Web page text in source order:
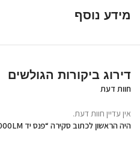
המשלב את הטכנולוגיות
שדורשים את
מידע נוסף
דירוג ביקורות הגולשים
חוות דעת
אין עדיין חוות דעת.
היה הראשון לכתוב סקירה “פנס יד Nebo Davinci 18000LM”